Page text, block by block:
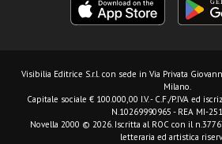
Visibilia Editrice S.r.l. con sede in Via Privata
Milano.
Capitale sociale € 100.000,00 I.V. - C.F./P.IVA ed
N.10269990965 - REA MI-
Novella 2000 © 2026. Iscritta al ROC con il
letteraria ed artistica